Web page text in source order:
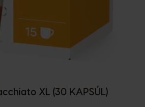
XL (30 KAPSÚL)